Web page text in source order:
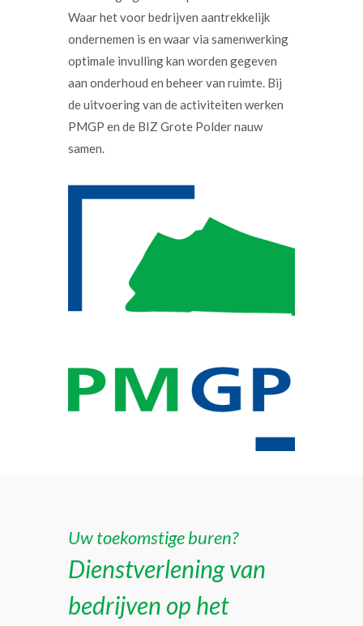
Waar het voor bedrijven aantrekkelijk
ondernemen is en waar via samenwerking
optimale invulling kan worden gegeven
aan onderhoud en beheer van ruimte. Bij
de uitvoering van de activiteiten werken
PMGP en de BIZ Grote Polder nauw
samen.
Uw toekomstige buren?
Dienstverlening van
bedrijven op het